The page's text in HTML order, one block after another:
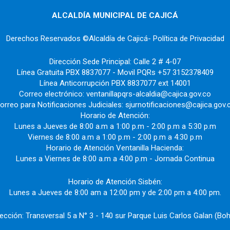
ALCALDÍA MUNICIPAL DE CAJICÁ
Derechos Reservados ©Alcaldía de Cajicá- Política de Privacidad
Dirección Sede Principal: Calle 2 # 4-07
Línea Gratuita PBX 8837077 - Movil PQRs +57 3152378409
Línea Anticorrupción PBX 8837077 ext 14001
Correo electrónico: ventanillapqrs-alcaldia@cajica.gov.co
para Notificaciones Judiciales:
Horario de Atención:
Lunes a Jueves de 8:00 a.m a 1:00 p.m - 2:00 p.m a 5:30 p.m
Viernes de 8:00 a.m a 1:00 p.m - 2:00 p.m a 4:30 p.m
Horario de Atención Ventanilla Hacienda:
Lunes a Viernes de 8:00 a.m a 4:00 p.m - Jornada Continua
Horario de Atención Sisbén:
Lunes a Jueves de 8:00 am a 12:00 pm y de 2:00 pm a 4:00 pm.
Transversal 5 a N° 3 - 140 sur Parque Luis Carlos Galan